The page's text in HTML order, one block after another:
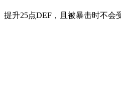
提升25点DEF，且被暴击时不会